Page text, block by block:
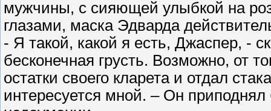
мужчины, с сияющей улыбкой на
глазами, маска Эдварда
- Я такой, какой я есть, Джаспер, -
бесконечная грусть. Возможно, от
остатки своего кларета и отдал
интересуется мной. – Он